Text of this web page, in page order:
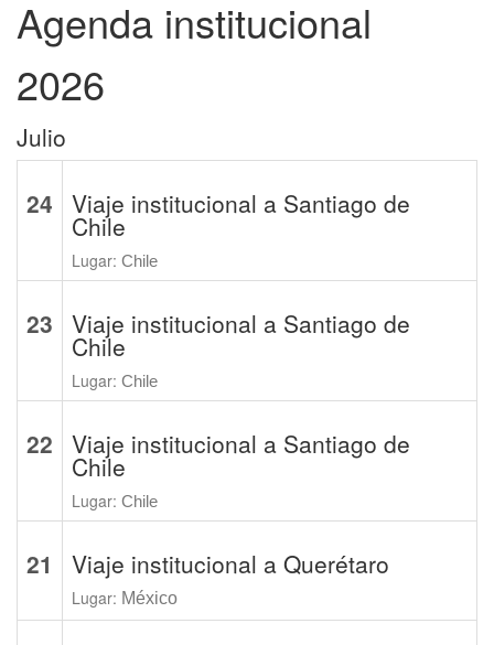
Agenda institucional
2026
Julio
24 Viaje institucional a Santiago de
Chile
Lugar: Chile
23 Viaje institucional a Santiago de
Chile
Lugar: Chile
22 Viaje institucional a Santiago de
Chile
Lugar: Chile
21 Viaje institucional a Querétaro
Lugar: México